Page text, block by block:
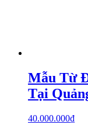
Mẫu Từ
Tại
40.000.000₫